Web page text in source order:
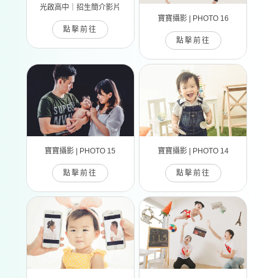
光啟高中｜招生簡介影片
點擊前往
寶寶攝影 | PHOTO 16
點擊前往
寶寶攝影 | PHOTO 15
點擊前往
寶寶攝影 | PHOTO 14
點擊前往